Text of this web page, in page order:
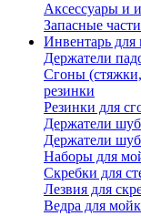
Аксессуары и
Запасные
Инвентарь для
Держатели
Сгоны
резинки
Резинки для
Держатели
Держатели
Наборы для
Скребки для
Лезвия для
Ведра для